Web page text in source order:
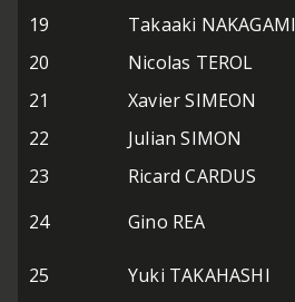
19
Takaaki NAKAGAMI
20
Nicolas TEROL
21
Xavier SIMEON
22
Julian SIMON
23
Ricard CARDUS
24
Gino REA
25
Yuki TAKAHASHI